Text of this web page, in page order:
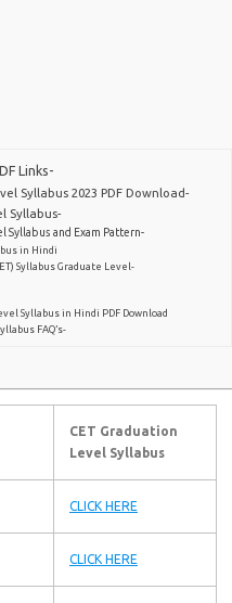
Links-
Syllabus 2023 PDF Download-
Syllabus-
Syllabus and Exam Pattern-
in Hindi
Syllabus Graduate Level-
Syllabus in Hindi PDF Download
FAQ’s-
CET Graduation
Level Syllabus
CLICK HERE
CLICK HERE